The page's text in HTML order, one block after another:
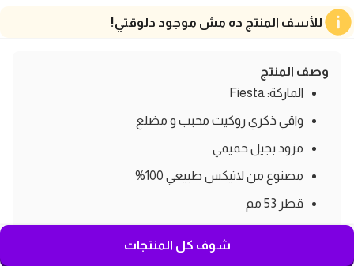
للأسف المنتج ده مش موجود دلوقتي!
وصف المنتج
الماركة: Fiesta
واقي ذكري روكيت محبب و مضلع
مزود بجيل حميمي
مصنوع من لاتيكس طبيعي 100%
قطر 53 مم
شوف كل المنتجات